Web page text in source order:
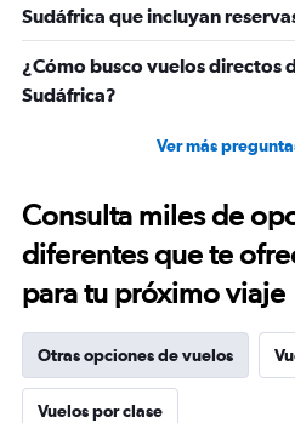
Sudáfrica que incluyan
¿Cómo busco vuelos directos
Sudáfrica?
Ver más
Consulta miles de
diferentes que te
para tu próximo viaje
Otras opciones de vuelos
Vuelos por clase